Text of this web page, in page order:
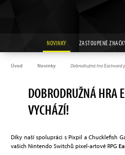
NOVINKY ZASTOUPENÉ
Úvod Novinky Dobrodružná hra Eastward
DOBRODRUŽNÁ HRA
VYCHÁZÍ!
Díky naší spolupráci s Pixpil a Chucklefish
vašich Nintendo Switchů pixel-artové RPG